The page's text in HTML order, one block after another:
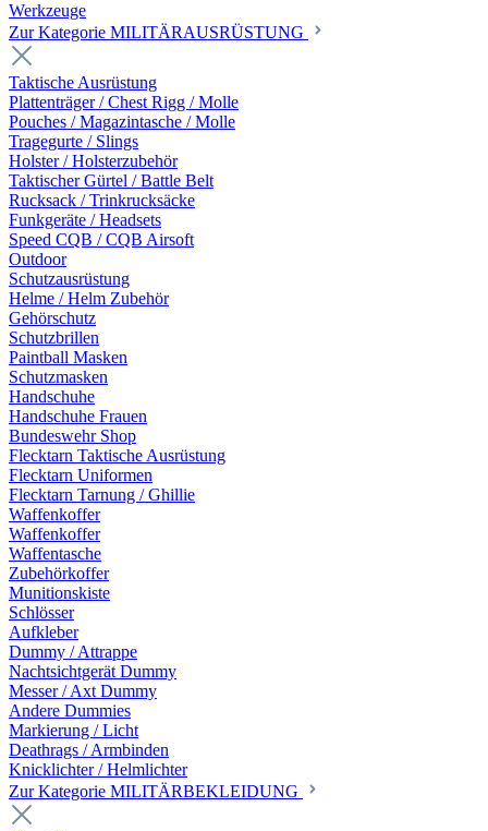
Werkzeuge
Zur Kategorie MILITÄRAUSRÜSTUNG
Taktische Ausrüstung
Plattenträger / Chest Rigg / Molle
Pouches / Magazintasche / Molle
Tragegurte / Slings
Holster / Holsterzubehör
Taktischer Gürtel / Battle Belt
Rucksack / Trinkrucksäcke
Funkgeräte / Headsets
Speed CQB / CQB Airsoft
Outdoor
Schutzausrüstung
Helme / Helm Zubehör
Gehörschutz
Schutzbrillen
Paintball Masken
Schutzmasken
Handschuhe
Handschuhe Frauen
Bundeswehr Shop
Flecktarn Taktische Ausrüstung
Flecktarn Uniformen
Flecktarn Tarnung / Ghillie
Waffenkoffer
Waffenkoffer
Waffentasche
Zubehörkoffer
Munitionskiste
Schlösser
Aufkleber
Dummy / Attrappe
Nachtsichtgerät Dummy
Messer / Axt Dummy
Andere Dummies
Markierung / Licht
Deathrags / Armbinden
Knicklichter / Helmlichter
Zur Kategorie MILITÄRBEKLEIDUNG